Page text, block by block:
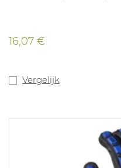
16,07 €
Vergelijk